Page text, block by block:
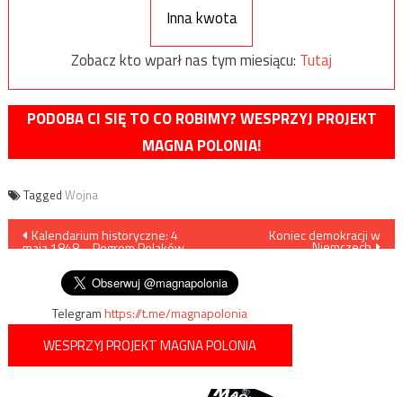
Inna kwota
Zobacz kto wparł nas tym miesiącu: Tutaj
PODOBA CI SIĘ TO CO ROBIMY? WESPRZYJ PROJEKT
MAGNA POLONIA!
Tagged Wojna
Nawigacja
wpisu
Kalendarium historyczne: 4
maja 1848 – Pogrom Polaków
Koniec demokracji w
Niemczech
Telegramhttps://t.me/magnapolonia
WESPRZYJ PROJEKT MAGNA POLONIA